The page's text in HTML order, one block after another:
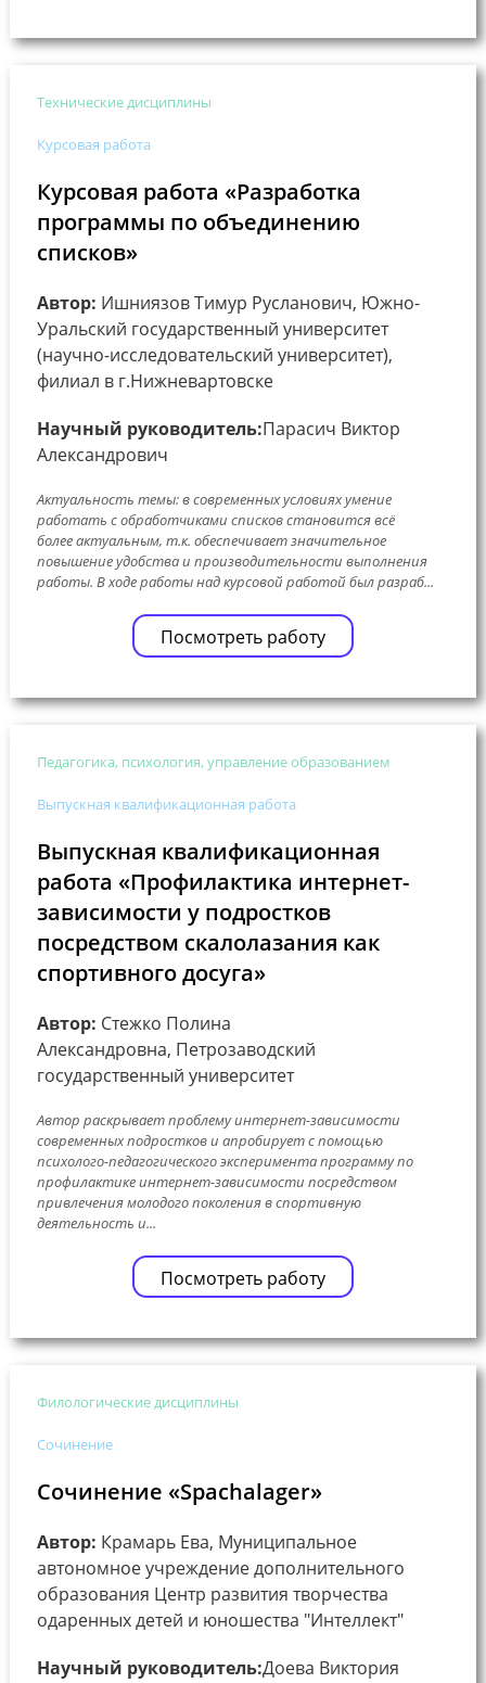
Технические дисциплины
Курсовая работа
Курсовая работа «Разработка
программы по объединению
списков»
Автор: Ишниязов Тимур Русланович, Южно-
Уральский государственный университет
(научно-исследовательский университет),
филиал в г.Нижневартовске
Научный руководитель:Парасич Виктор
Александрович
Актуальность темы: в современных условиях умение
работать с обработчиками списков становится всё
более актуальным, т.к. обеспечивает значительное
повышение удобства и производительности выполнения
работы. В ходе работы над курсовой работой был разраб...
Посмотреть работу
Педагогика, психология, управление образованием
Выпускная квалификационная работа
Выпускная квалификационная
работа «Профилактика интернет-
зависимости у подростков
посредством скалолазания как
спортивного досуга»
Автор: Стежко Полина
Александровна, Петрозаводский
государственный университет
Автор раскрывает проблему интернет-зависимости
современных подростков и апробирует с помощью
психолого-педагогического эксперимента программу по
профилактике интернет-зависимости посредством
привлечения молодого поколения в спортивную
деятельность и...
Посмотреть работу
Филологические дисциплины
Сочинение
Сочинение «Spachalager»
Автор: Крамарь Ева, Муниципальное
автономное учреждение дополнительного
образования Центр развития творчества
одаренных детей и юношества "Интеллект"
Научный руководитель:Доева Виктория